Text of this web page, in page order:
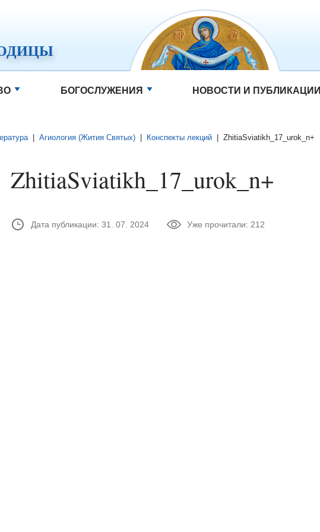
БОГОСЛУЖЕНИЯ НОВОСТИ И ПУБЛИКАЦИИ
| Агиология (Жития Святых) | Конспекты лекций | ZhitiaSviatikh_17_urok_n+
ZhitiaSviatikh_17_urok_n+
Дата публикации: 31. 07. 2024 Уже прочитали: 212